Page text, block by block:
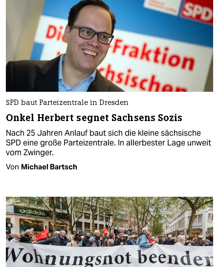
SPD baut Parteizentrale in Dresden
Onkel Herbert segnet Sachsens Sozis
Nach 25 Jahren Anlauf baut sich die kleine sächsische
SPD eine große Parteizentrale. In allerbester Lage unweit
vom Zwinger.
Von Michael Bartsch